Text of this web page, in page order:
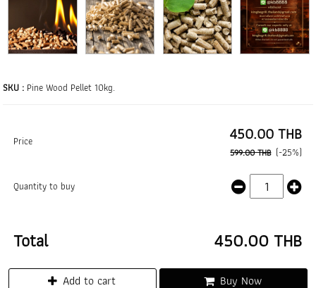
SKU : Pine Wood Pellet 10kg.
Price 450.00 THB
599.00 THB (-25%)
Quantity to buy
Total 450.00 THB
Add to cart Buy Now